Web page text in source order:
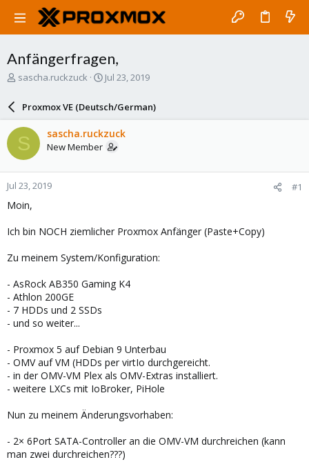
Anfängerfragen,
T
a
d
s
t
a
r
t
e
sascha.ruckzuck
S
a
r
d
a
e
Jul 23, 2019
Proxmox VE (Deutsch/German)
S sascha.ruckzuck
New Member
Jul 23, 2019 #1
Moin,
Ich bin NOCH ziemlicher Proxmox Anfänger (Paste+Copy)
Zu meinem System/Konfiguration:
- AsRock AB350 Gaming K4
- Athlon 200GE
- 7 HDDs und 2 SSDs
- und so weiter...
- Proxmox 5 auf Debian 9 Unterbau
- OMV auf VM (HDDs per virtIo durchgereicht.
- in der OMV-VM Plex als OMV-Extras installiert.
- weitere LXCs mit IoBroker, PiHole
Nun zu meinem Änderungsvorhaben:
- 2× 6Port SATA-Controller an die OMV-VM durchreichen (kann
man zwei durchreichen???)